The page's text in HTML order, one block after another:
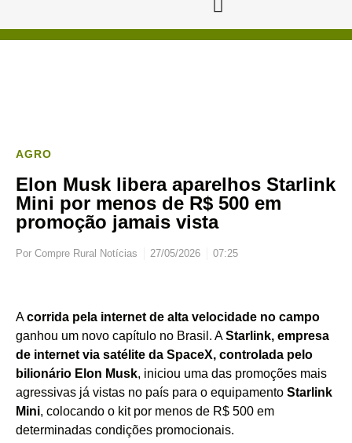
AGRO
Elon Musk libera aparelhos Starlink
Mini por menos de R$ 500 em
promoção jamais vista
Por Compre Rural Notícias 27/05/2026 07:25
Acorrida pela internet de alta velocidade no campo
ganhou um novo capítulo no Brasil. AStarlink, empresa
de internet via satélite da SpaceX, controlada pelo
bilionário Elon Musk, iniciou uma das promoções mais
agressivas já vistas no país para o equipamento Starlink
Mini, colocando o kit por menos de R$ 500 em
determinadas condições promocionais.